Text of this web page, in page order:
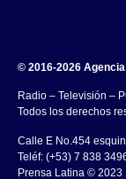
© 2016-2026
Radio – Televisión –
Todos los derechos
Calle E No.454
Teléf: (+53) 7 838
Prensa Latina © 2023 .